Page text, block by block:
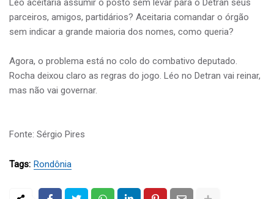
Léo aceitaria assumir o posto sem levar para o Detran seus
parceiros, amigos, partidários? Aceitaria comandar o órgão
sem indicar a grande maioria dos nomes, como queria?
Agora, o problema está no colo do combativo deputado.
Rocha deixou claro as regras do jogo. Léo no Detran vai reinar,
mas não vai governar.
Fonte: Sérgio Pires
Tags: Rondônia